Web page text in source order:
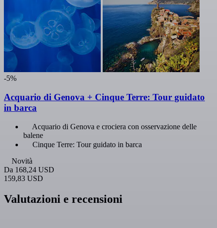
-5%
Acquario di Genova + Cinque Terre: Tour guidato
in barca
Acquario di Genova e crociera con osservazione delle
balene
Cinque Terre: Tour guidato in barca
Novità
Da 168,24 USD
159,83 USD
Valutazioni e recensioni